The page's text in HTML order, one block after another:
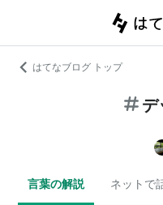
はてなブログ トップ
デ
言葉の解説 ネットで